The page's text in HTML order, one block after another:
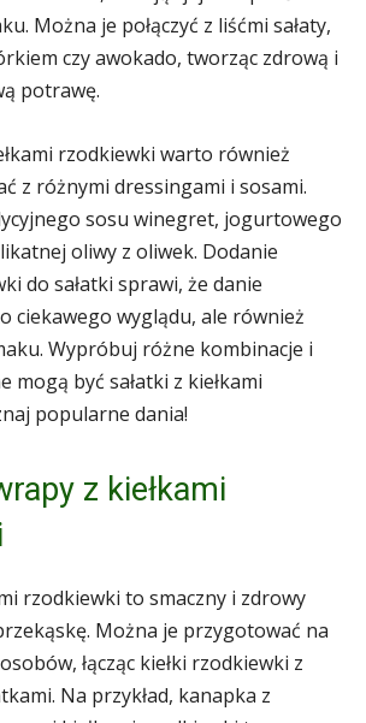
Można je połączyć z liśćmi sałaty,
czy awokado, tworząc zdrową i
potrawę.
rzodkiewki warto również
z różnymi dressingami i sosami.
sosu winegret, jogurtowego
oliwy z oliwek. Dodanie
do sałatki sprawi, że danie
ciekawego wyglądu, ale również
Wypróbuj różne kombinacje i
mogą być sałatki z kiełkami
popularne dania!
z kiełkami
rzodkiewki to smaczny i zdrowy
Można je przygotować na
łącząc kiełki rzodkiewki z
Na przykład, kanapka z